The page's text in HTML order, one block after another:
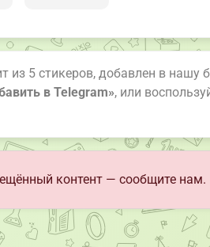
из 5 стикеров, добавлен в нашу
в Telegram», или
контент — сообщите нам.